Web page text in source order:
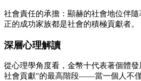
社會責任的承擔：顯赫的社會地位伴
正的成功家族都是社會的積極貢獻者。
深層心理解讀
從心理學角度看，金幣十代表著個體
社會貢獻"的最高階段——當一個人不